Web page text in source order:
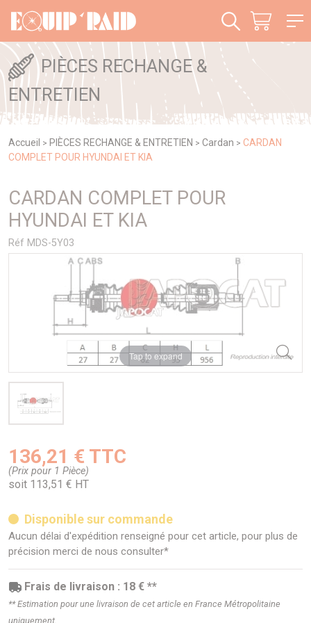
PIÈCES RECHANGE &
ENTRETIEN
Accueil > PIÈCES RECHANGE & ENTRETIEN > Cardan > CARDAN
COMPLET POUR HYUNDAI ET KIA
CARDAN COMPLET POUR
HYUNDAI ET KIA
Réf MDS-5Y03
Tap to expand
136,21 € TTC
(Prix pour 1 Pièce)
soit 113,51 € HT
Disponible sur commande
Aucun délai d'expédition renseigné pour cet article, pour plus de
précision merci de nous consulter*
Frais de livraison : 18 € **
** Estimation pour une livraison de cet article en France Métropolitaine
uniquement.
Panneau de gestion des cookies